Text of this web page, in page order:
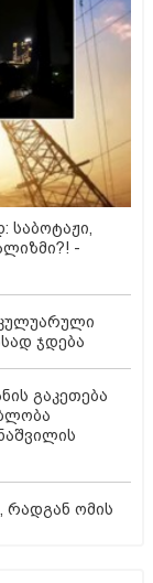
-
ჯდება
გაკეთება
რადგან ომის